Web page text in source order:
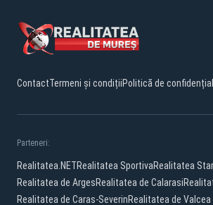
ContactTermeni și condițiiPolitică de
Parteneri:
Realitatea.NETRealitatea SportivaRealitatea Star
Realitatea de ArgesRealitatea de Calarasi
Realitatea de Caras-SeverinRealitatea de Valcea